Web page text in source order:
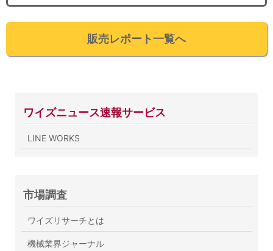
販売レポート一覧へ
ワイズニュース速報サービス
LINE WORKS
市場調査
ワイズリサーチとは
機械業界ジャーナル